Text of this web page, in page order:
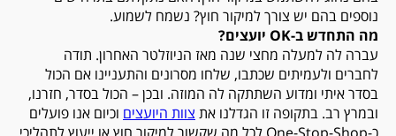
נוספים בהם יש צורך למיקור חוץ? נשמח לשמוע.
מה התחדש ב-OK יועצים?
עברה לה למעלה מחצי שנה מאז הניוזלטר האחרון. תודה
לחברים ולעמיתים שכתבו, שלחו מסרונים והתעניינו אם הכול
בסדר איתי ומדוע השתתקה לה המוזה. ובכן – הכול בסדר, חזרנו,
ובמרץ רב. בתקופה זו הגדלנו את צוות היועצים וכיום אנו פועלים